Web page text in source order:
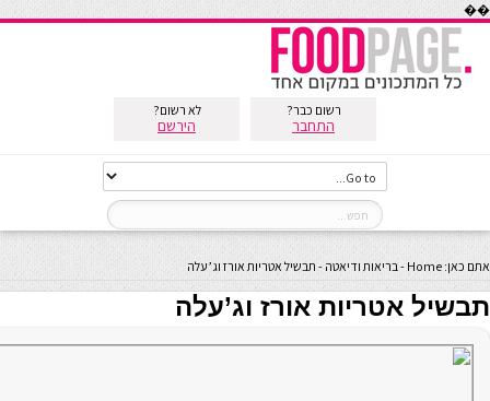
��
רשום כבר?
התחבר
לא רשום?
הירשם
אתם כאן: Home
-בריאות ודיאטה - תבשיל אטריות אורז וג’עלה
תבשיל אטריות אורז וג’עלה